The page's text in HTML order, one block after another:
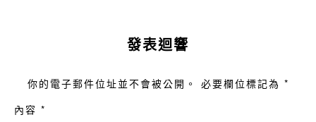
發表迴響
你的電子郵件位址並不會被公開。 必要欄位標記為 *
內容 *